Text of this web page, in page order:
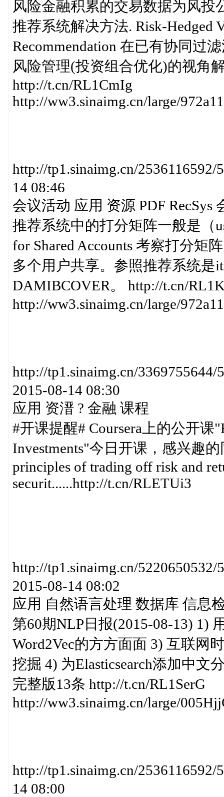
风险金融积累的交易数据为风
推荐系统解决方法. Risk-Hedged
Recommendation 在已有协同过
风险管理(投资组合优化)的视角
http://t.cn/RL1CmIg
http://ww3.sinaimg.cn/large/
http://tp1.sinaimg.cn/
14 08:46
会议活动 应用 资源 PDF RecSys
推荐系统中的打分矩阵一般是（
for Shared Accounts 考察打分矩
多个用户共享。参照推荐系统是
DAMIBCOVER。 http://t.cn/
http://ww3.sinaimg.cn/large/
http://tp1.sinaimg.cn/
2015-08-14 08:30
应用 资溍 ? 金融 课程
#开课提醒# Coursera上的公开课
Investments"今日开课，感兴趣
principles of trading off risk and
securit......http://t.cn/RLETUi3
http://tp1.sinaimg.cn/
2015-08-14 08:02
应用 自然语言处理 数据库 信息
第60期NLP日报(2015-08-13) 1)
Word2Vec的方方面面 3) 互联网
挖掘 4) 为Elasticsearch添加中文
完整版13条 http://t.cn/RL1SerG
http://ww3.sinaimg.cn/large/
http://tp1.sinaimg.cn/
14 08:00